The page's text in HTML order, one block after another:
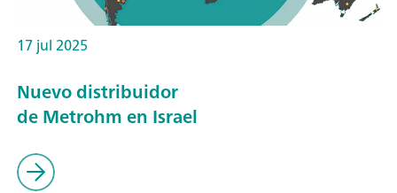
17 jul 2025
Nuevo distribuidor
de Metrohm en Israel